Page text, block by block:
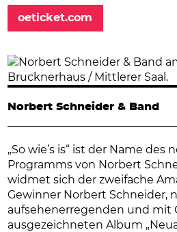
oeticket.com
Norbert Schneider & Band
„So wie’s is“ ist der Name des
Programms von Norbert
widmet sich der zweifache
Gewinner Norbert Schneider,
aufsehenerregenden und mit
ausgezeichneten Album